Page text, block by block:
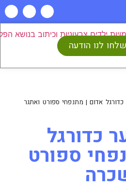
שלחו לנו הודעה
אדום | מתנפחי ספורט ואתגר
כדורגל
ספורט